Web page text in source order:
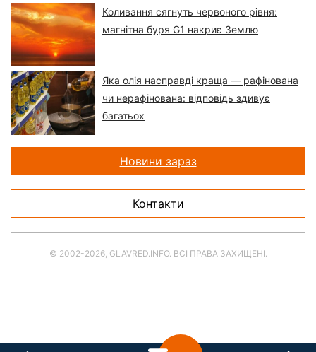
Коливання сягнуть червоного рівня:
магнітна буря G1 накриє Землю
Яка олія насправді краща — рафінована
чи нерафінована: відповідь здивує
багатьох
Новини зараз
Контакти
© 2002-2026, GLAVRED.INFO. ВСІ ПРАВА ЗАХИЩЕНІ.